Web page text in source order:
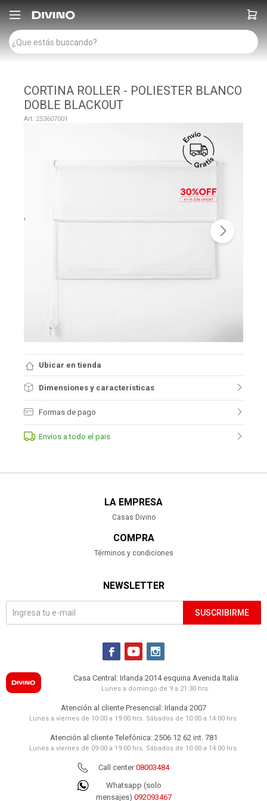

CORTINA ROLLER - POLIESTER BLANCO
DOBLE BLACKOUT
253607001
Ubicar en tienda
Dimensiones y características
Formas de pago
Envíos a todo el pais
LA EMPRESA
Casas Divino
COMPRA
Términos y condiciones
NEWSLETTER
SUSCRIBIRME
  
Casa Central: Irlanda 2014 esquina Avenida Italia
Lunes a domingo de 9 a 21:30 hrs.
Atención al cliente Presencial: Irlanda 2007
Lunes a viernes de 10:00 a 19:00 hrs. Sábados de 10:00 a 14:00 hrs.
Atención al cliente Telefónica: 2506 12 62 int. 781
Lunes a viernes de 09:00 a 19:00 hrs. Sábados de 10:00 a 14:00 hrs.
Call center08003484
Whatsapp (solo
mensajes) 092093467